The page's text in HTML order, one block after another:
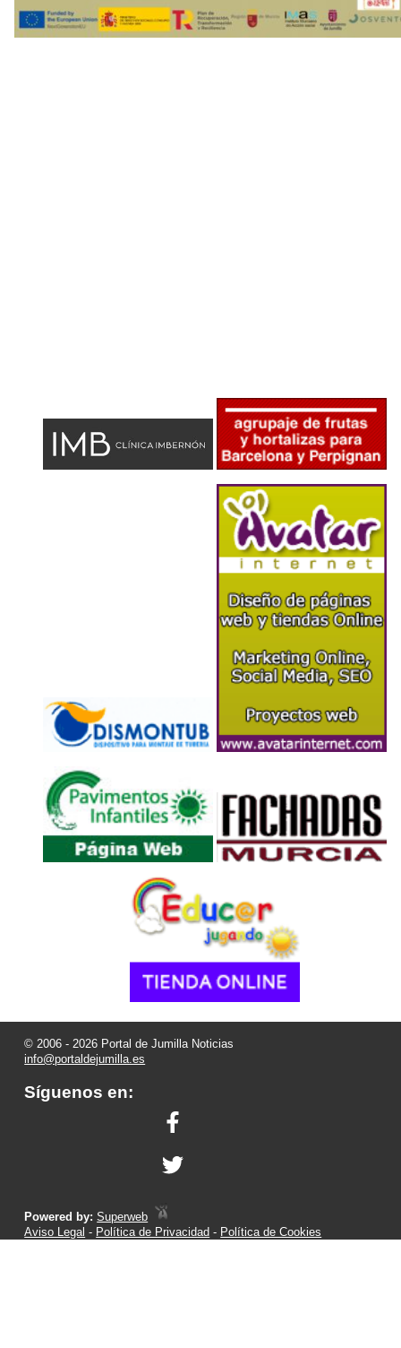
© 2006 - 2026 Portal de Jumilla Noticias
info@portaldejumilla.es
Síguenos en:
Powered by:Superweb
Aviso Legal - Política de Privacidad - Política de Cookies